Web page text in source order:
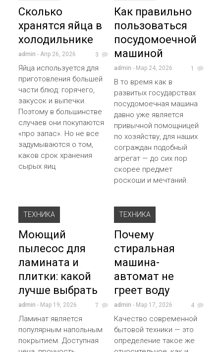
Сколько
хранятся яйца в
холодильнике
admin - Апр 26, 2026 3
Яйца используется для
приготовления большей
части блюд: горячего,
закусок и выпечки.
Поэтому в большинстве
случаев они покупаются
«про запас». Но не все
задумываются о том,
каков срок хранения
сырых яиц
Как правильно
пользоваться
посудомоечной
машиной
admin - Мар 24, 2026 1
В то время как в
развитых государствах
посудомоечная машина
давно уже является
привычной помощницей
по хозяйству, для наших
сограждан подобный
агрегат — до сих пор
скорее предмет
роскоши и мечтаний.
ТЕХНИКА
Моющий
пылесос для
ламината и
плитки: какой
лучше выбрать
admin - Мар 19, 2026 7
Ламинат является
популярным напольным
покрытием. Доступная
ТЕХНИКА
Почему
стиральная
машина-
автомат не
греет воду
admin - Мар 17, 2026 4
Качество современной
бытовой техники — это
определение такое же